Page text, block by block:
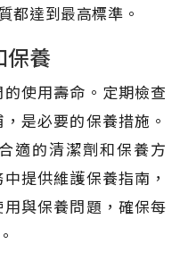
都達到最高標準。
保養
使用壽命。定期檢查
是必要的保養措施。
適的清潔劑和保養方
提供維護保養指南，
與保養問題，確保每